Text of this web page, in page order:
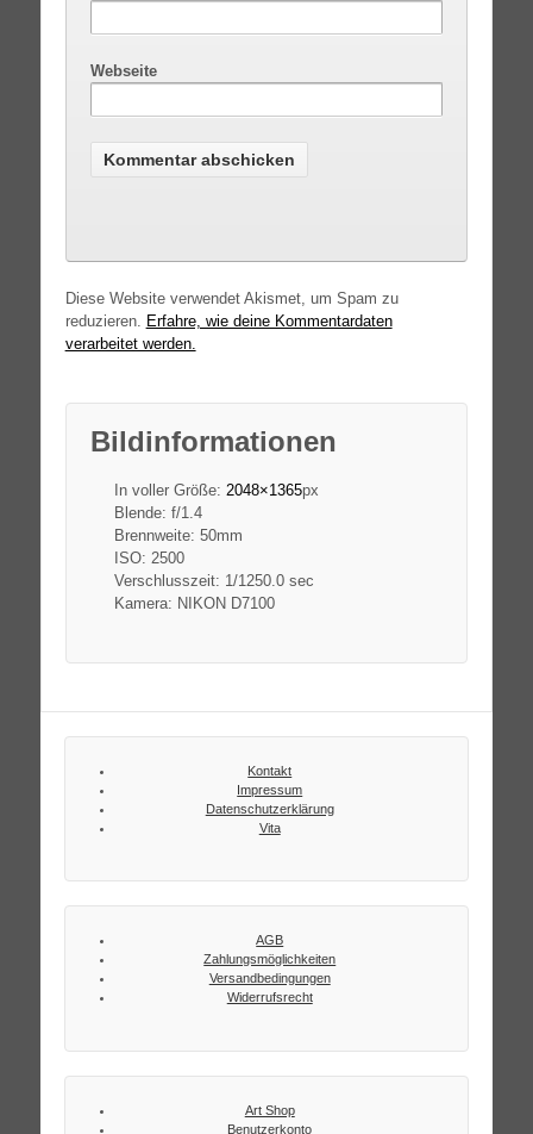
Webseite
Diese Website verwendet Akismet, um Spam zu
reduzieren. Erfahre, wie deine Kommentardaten
verarbeitet werden.
Bildinformationen
In voller Größe: 2048×1365px
Blende: f/1.4
Brennweite: 50mm
ISO: 2500
Verschlusszeit: 1/1250.0 sec
Kamera: NIKON D7100
Kontakt
Impressum
Datenschutzerklärung
Vita
AGB
Zahlungsmöglichkeiten
Versandbedingungen
Widerrufsrecht
Art Shop
Benutzerkonto